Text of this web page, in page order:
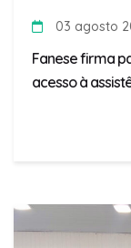
03 agosto
Fanese firma
acesso à